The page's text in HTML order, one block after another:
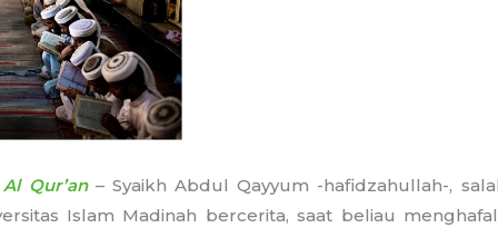
Qur’an– Syaikh Abdul Qayyum -hafidzahullah-,
Islam Madinah bercerita, saat beliau